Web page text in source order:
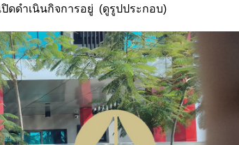
ดดำเนินกิจการอยู่ (ดูรูปประกอบ)